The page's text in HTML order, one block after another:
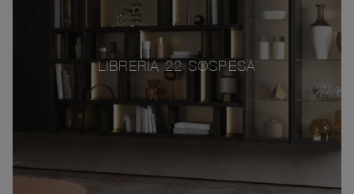
LIBRERIA 22 SOSPESA